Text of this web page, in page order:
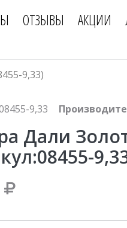
ОТЗЫВЫ АКЦИИ
9,33)
9,33
Дали